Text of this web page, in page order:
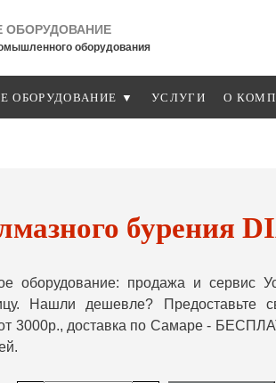
оборудования
ОБОРУДОВАНИЕ ▼ УСЛУГИ О
бурения
оборудование: продажа и сервис
Нашли дешевле? Предоставьте
3000р., доставка по Самаре -